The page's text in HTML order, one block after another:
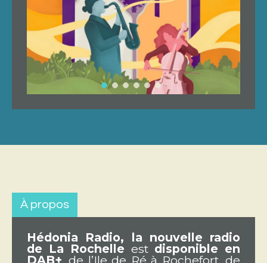
À propos
Hédonia Radio, la nouvelle radio
de La Rochelle est disponible en
DAB+, de l’Ile de Ré à Rochefort, de